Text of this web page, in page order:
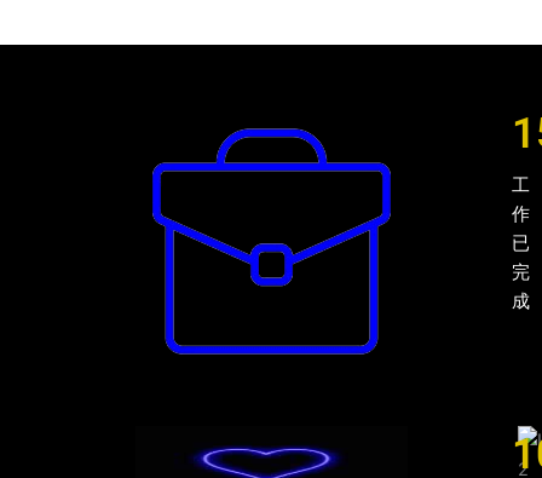
工
作
已
完
成